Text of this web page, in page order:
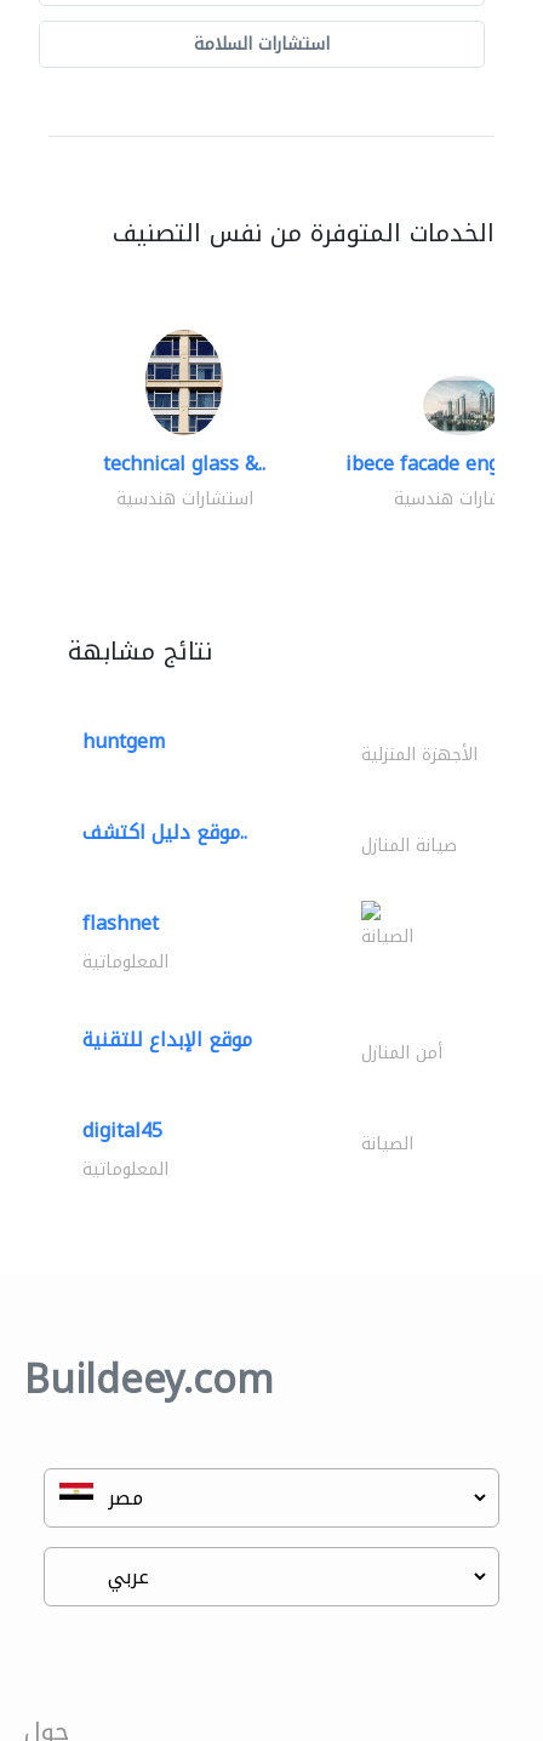
استشارات السلامة
الخدمات المتوفرة من نفس التصنيف
technical glass &..
استشارات هندسية
ibece facade
استشارات هندسية
نتائج مشابهة
huntgem الأجهزة المنزلية
موقع دليل اكتشف.. صيانة المنازل
flashnet الصيانة
المعلوماتية
موقع الإبداع للتقنية أمن المنازل
digital45 الصيانة
المعلوماتية
Buildeey.com
حول